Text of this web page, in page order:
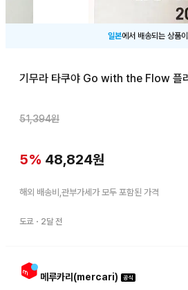
일본에서 배송되는 상품
기무라 타쿠야 Go with the Flow 플
51,394원
5% 48,824원
해외 배송비,관부가세가 모두 포함된 가격
도쿄・ 2달 전
메루카리(mercari)